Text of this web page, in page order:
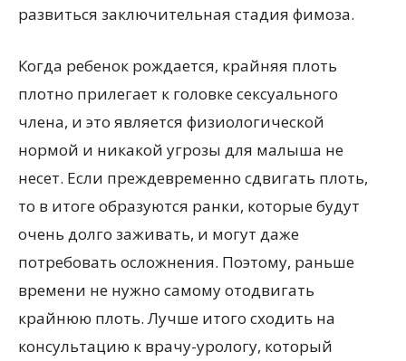
развиться заключительная стадия фимоза.
Когда ребенок рождается, крайняя плоть
плотно прилегает к головке сексуального
члена, и это является физиологической
нормой и никакой угрозы для малыша не
несет. Если преждевременно сдвигать плоть,
то в итоге образуются ранки, которые будут
очень долго заживать, и могут даже
потребовать осложнения. Поэтому, раньше
времени не нужно самому отодвигать
крайнюю плоть. Лучше итого сходить на
консультацию к врачу-урологу, который